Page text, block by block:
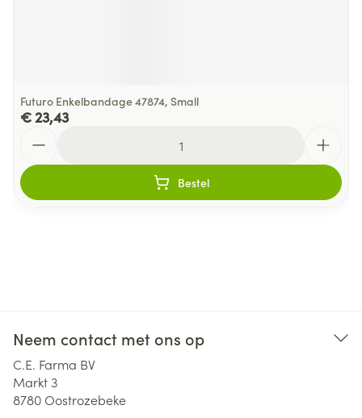
Futuro Enkelbandage 47874, Small
€ 23,43
Bestel
Neem contact met ons op
C.E. Farma BV
Markt 3
8780Oostrozebeke